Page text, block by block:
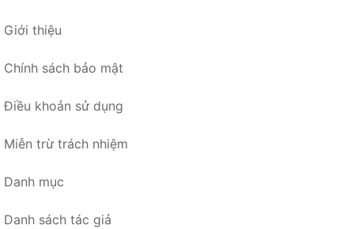
Giới thiệu
Chính sách bảo mật
Điều khoản sử dụng
Miễn trừ trách nhiệm
Danh mục
Danh sách tác giả